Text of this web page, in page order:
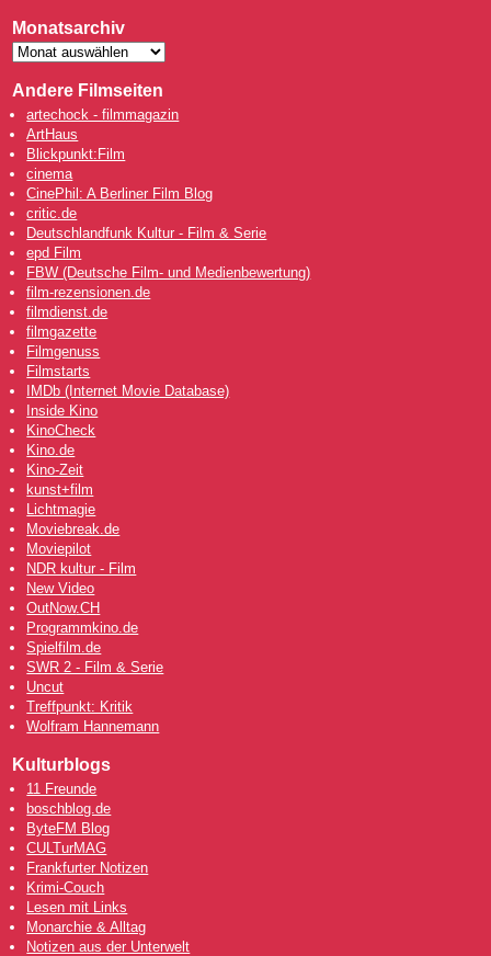
Monatsarchiv
Andere Filmseiten
artechock - filmmagazin
ArtHaus
Blickpunkt:Film
cinema
CinePhil: A Berliner Film Blog
critic.de
Deutschlandfunk Kultur - Film & Serie
epd Film
FBW (Deutsche Film- und Medienbewertung)
film-rezensionen.de
filmdienst.de
filmgazette
Filmgenuss
Filmstarts
IMDb (Internet Movie Database)
Inside Kino
KinoCheck
Kino.de
Kino-Zeit
kunst+film
Lichtmagie
Moviebreak.de
Moviepilot
NDR kultur - Film
New Video
OutNow.CH
Programmkino.de
Spielfilm.de
SWR 2 - Film & Serie
Uncut
Treffpunkt: Kritik
Wolfram Hannemann
Kulturblogs
11 Freunde
boschblog.de
ByteFM Blog
CULTurMAG
Frankfurter Notizen
Krimi-Couch
Lesen mit Links
Monarchie & Alltag
Notizen aus der Unterwelt